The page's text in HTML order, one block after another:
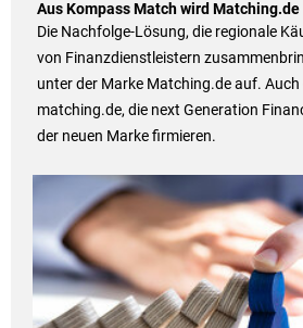
Aus Kompass Match wird Matching.de
Die Nachfolge-Lösung, die regionale
von Finanzdienstleistern
unter der Marke Matching.de auf. Auch
matching.de, die next Generation
der neuen Marke firmieren.